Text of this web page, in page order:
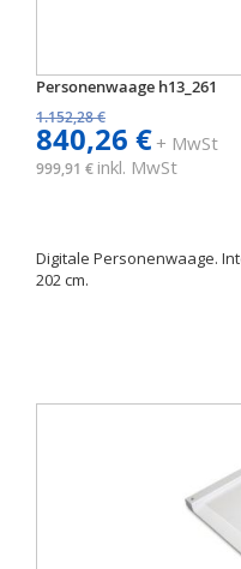
Personenwaage h13_261
1.152,28 €
840,26 €+ MwSt
999,91 € inkl. MwSt
Digitale Personenwaage.
202 cm.